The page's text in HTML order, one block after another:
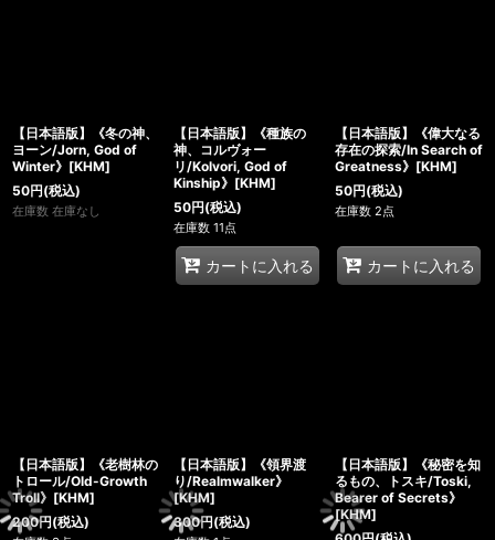
【日本語版】《冬の神、
ヨーン/Jorn, God of
Winter》[KHM]
50円(税込)
在庫数 在庫なし
【日本語版】《種族の
神、コルヴォー
リ/Kolvori, God of
Kinship》[KHM]
50円(税込)
在庫数 11点
カートに入れる
【日本語版】《偉大なる
存在の探索/In Search of
Greatness》[KHM]
50円(税込)
在庫数 2点
カートに入れる
【日本語版】《老樹林の
トロール/Old-Growth
Troll》[KHM]
200円(税込)
【日本語版】《領界渡
り/Realmwalker》
[KHM]
300円(税込)
【日本語版】《秘密を知
るもの、トスキ/Toski,
Bearer of Secrets》
[KHM]